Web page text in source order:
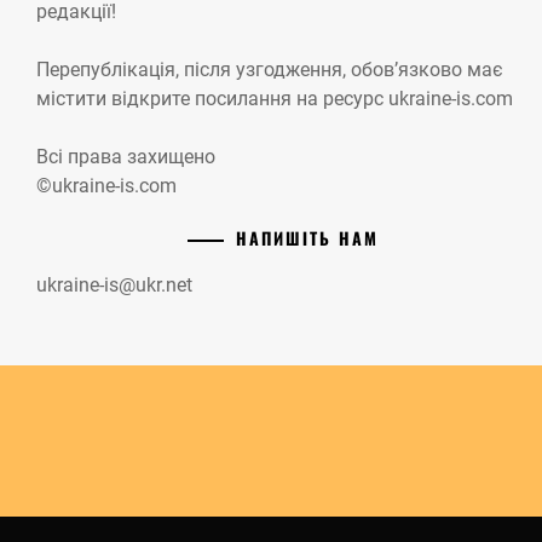
редакції!
Перепублікація, після узгодження, обов’язково має
містити відкрите посилання на ресурс ukraine-is.com
Всі права захищено
©ukraine-is.com
НАПИШІТЬ НАМ
ukraine-is@ukr.net